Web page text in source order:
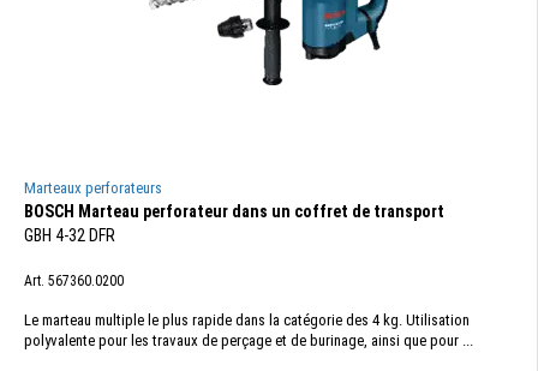
Marteaux perforateurs
BOSCH Marteau perforateur dans un coffret de transport
GBH 4-32 DFR
Art. 567360.0200
Le marteau multiple le plus rapide dans la catégorie des 4 kg. Utilisation
polyvalente pour les travaux de perçage et de burinage, ainsi que pour ...